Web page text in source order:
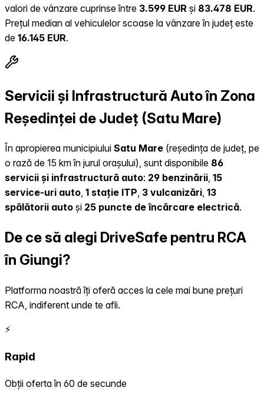
valori de vânzare cuprinse între 3.599 EUR și 83.478 EUR.
Prețul median al vehiculelor scoase la vânzare în județ este
de 16.145 EUR.
Servicii și Infrastructură Auto în Zona
Reședinței de Județ (Satu Mare)
În apropierea municipiului Satu Mare (reședința de județ, pe
o rază de 15 km în jurul orașului), sunt disponibile 86
servicii și infrastructură auto: 29 benzinării, 15
service-uri auto, 1 stație ITP, 3 vulcanizări, 13
spălătorii auto și 25 puncte de încărcare electrică.
De ce să alegi DriveSafe pentru RCA
în Giungi?
Platforma noastră îți oferă acces la cele mai bune prețuri
RCA, indiferent unde te afli.
⚡
Rapid
Obții oferta în 60 de secunde